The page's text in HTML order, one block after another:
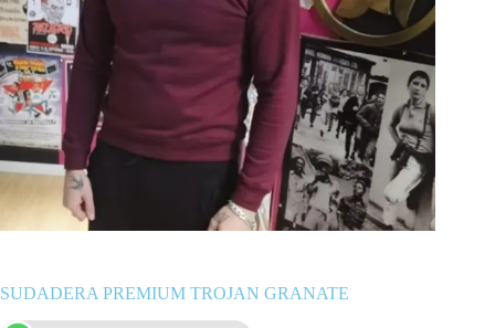
SUDADERA PREMIUM TROJAN GRANATE